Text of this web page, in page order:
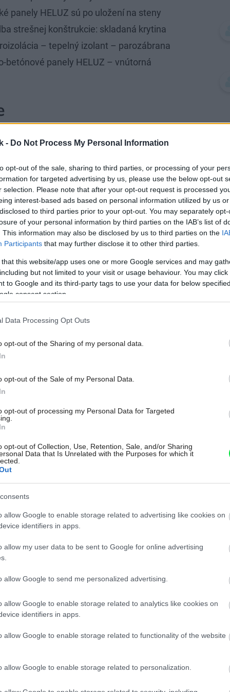
- Do Not Process My Personal Information
opt-out of the sale, sharing to third parties, or processing of your
for targeted advertising by us, please use the below opt-out
selection. Please note that after your opt-out request is processed
interest-based ads based on personal information utilized by us
to third parties prior to your opt-out. You may separately
of your personal information by third parties on the IAB’s list of
This information may also be disclosed by us to third parties on the
Participants that may further disclose it to other third parties.
this website/app uses one or more Google services and may
but not limited to your visit or usage behaviour. You may
to Google and its third-party tags to use your data for below
consent section.
Data Processing Opt Outs
opt-out of the Sharing of my personal data.
opt-out of the Sale of my Personal Data.
opt-out of processing my Personal Data for Targeted
opt-out of Collection, Use, Retention, Sale, and/or Sharing
Data that Is Unrelated with the Purposes for which it
allow Google to enable storage related to advertising like cookies on
identifiers in apps.
allow my user data to be sent to Google for online advertising
allow Google to send me personalized advertising.
allow Google to enable storage related to analytics like cookies on
identifiers in apps.
allow Google to enable storage related to functionality of the website
allow Google to enable storage related to personalization.
panely HELUZ sú po uložení na steny
strešnej konštrukcie: skladaná krytina
– tepelný izolant – parozábrana
betónové panely HELUZ – vnútorná
do predpísanej výšky, z vnútornej
do debnenia vloží výstuž, ktorá sa
presahujú do druhej úrovne venca.
štítové steny – ich koruna vytvorí finálny
klásť panely, je potrebné skontrolovať,
skutočne rovná. Pokiaľ je odchýlka
väčší ako 10 mm, je potrebné
tehál sa maltou vyrovnávajú
stropu a stužujúceho venca kladie
Keramické stropné panely sa kladú
je potrebné počítať s miestom na
vykládku a uloženie panelov. Najťažšie
bezpečná a panely sa nepoškodia.
panely HELUZ sú
ihneď únosné
230 mm, maximálna dĺžka 6 250 mm.
– najlepšie je označiť si ich dĺžku na
nosné steny sa panely ukladajú na
smere je dĺžka ich uloženia 25 až 50
smeruje do stužujúceho venca na
potrebné. Po uložení panelov sa po